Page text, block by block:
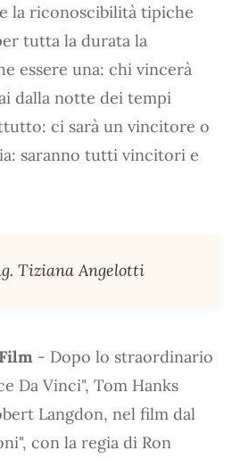
la riconoscibilità tipiche
tutta la durata la
essere una: chi vincerà
dalla notte dei tempi
ci sarà un vincitore o
saranno tutti vincitori e
Tiziana Angelotti
- Dopo lo straordinario
Da Vinci", Tom Hanks
Langdon, nel film dal
con la regia di Ron